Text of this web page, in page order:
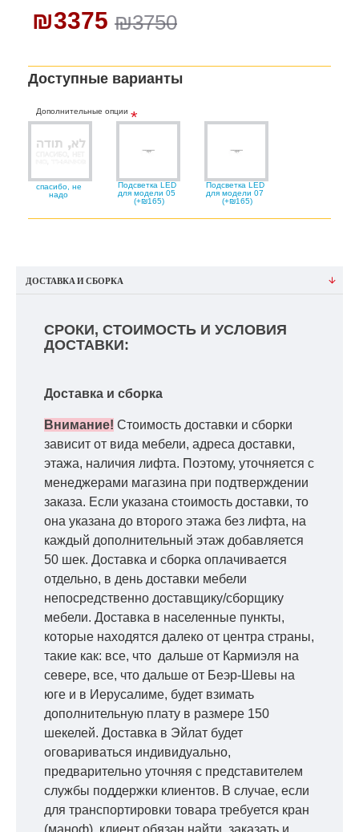
₪3750
₪3375
Доступные варианты
Дополнительные опции
спасибо, не
надо
Подсветка LED
для модели 05
(+₪165)
Подсветка LED
для модели 07
(+₪165)
ДОСТАВКА И СБОРКА
СРОКИ, СТОИМОСТЬ И УСЛОВИЯ
ДОСТАВКИ:
Доставка и сборка
Внимание! Стоимость доставки и сборки
зависит от вида мебели, адреса доставки,
этажа, наличия лифта. Поэтому, уточняется с
менеджерами магазина при подтверждении
заказа. Если указана стоимость доставки, то
она указана до второго этажа без лифта, на
каждый дополнительный этаж добавляется
50 шек. Доставка и сборка оплачивается
отдельно, в день доставки мебели
непосредственно доставщику/сборщику
мебели. Доставка в населенные пункты,
которые находятся далеко от центра страны,
такие как: все, что дальше от Кармиэля на
севере, все, что дальше от Беэр-Шевы на
юге и в Иерусалиме, будет взимать
дополнительную плату в размере 150
шекелей. Доставка в Эйлат будет
оговариваться индивидуально,
предварительно уточняя с представителем
службы поддержки клиентов. В случае, если
для транспортировки товара требуется кран
(маноф), клиент обязан найти, заказать и